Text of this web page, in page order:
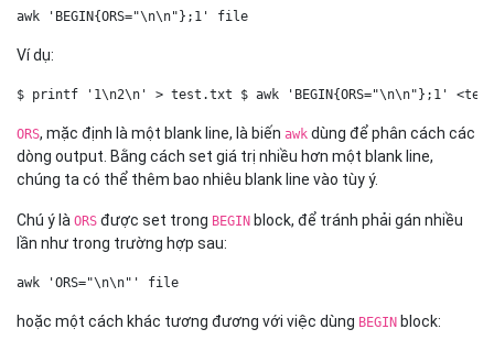
awk 'BEGIN{ORS="\n\n"};1' file
Ví dụ:
$ printf '1\n2\n' > test.txt $ awk 'BEGIN{ORS="\n\n"};1'
ORS, mặc định là một blank line, là biến awk dùng để phân cách các
dòng output. Bằng cách set giá trị nhiều hơn một blank line,
chúng ta có thể thêm bao nhiêu blank line vào tùy ý.
Chú ý là ORS được set trong BEGIN block, để tránh phải gán nhiều
lần như trong trường hợp sau:
awk 'ORS="\n\n"' file
hoặc một cách khác tương đương với việc dùng BEGIN block: